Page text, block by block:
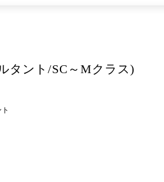
タント/SC～Mクラス)